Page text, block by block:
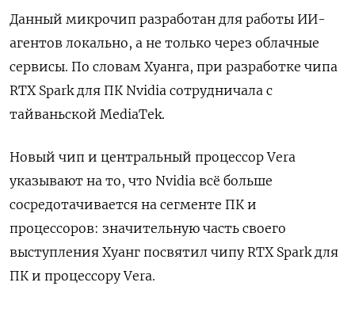
Данный микрочип разработан ‌для работы ИИ-
агентов локально, а не только ​через облачные
сервисы. По словам ‌Хуанга, при разработке чипа
RTX Spark для ПК Nvidia сотрудничала с
тайваньской ​MediaTek.
Новый чип ​и ‌центральный процессор Vera
указывают на то, ​что Nvidia всё больше
сосредотачивается на сегменте ПК и
процессоров: значительную часть своего
выступления Хуанг посвятил чипу RTX Spark для
ПК и процессору Vera.